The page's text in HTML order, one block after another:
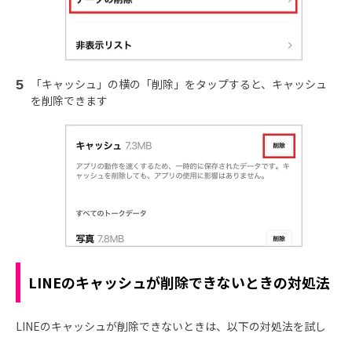
「キャッシュ」の横の「削除」をタップすると、キャッシュ
を削除できます
LINEのキャッシュが削除できないときの対処法
LINEのキャッシュが削除できないときは、以下の対処法を試し